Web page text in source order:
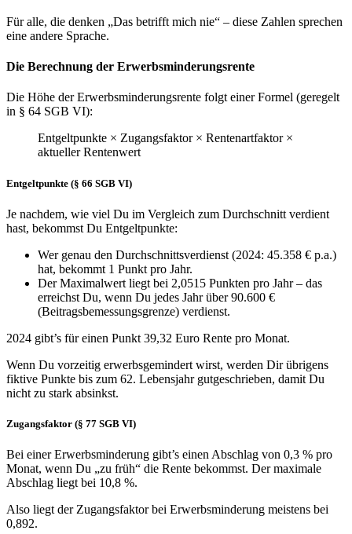
Für alle, die denken „Das betrifft mich nie“ – diese Zahlen sprechen
eine andere Sprache.
Die Berechnung der Erwerbsminderungsrente
Die Höhe der Erwerbsminderungsrente folgt einer Formel (geregelt
in § 64 SGB VI):
Entgeltpunkte × Zugangsfaktor × Rentenartfaktor ×
aktueller Rentenwert
Entgeltpunkte (§ 66 SGB VI)
Je nachdem, wie viel Du im Vergleich zum Durchschnitt verdient
hast, bekommst Du Entgeltpunkte:
Wer genau den Durchschnittsverdienst (2024: 45.358 € p.a.)
hat, bekommt 1 Punkt pro Jahr.
Der Maximalwert liegt bei 2,0515 Punkten pro Jahr – das
erreichst Du, wenn Du jedes Jahr über 90.600 €
(Beitragsbemessungsgrenze) verdienst.
2024 gibt’s für einen Punkt 39,32 Euro Rente pro Monat.
Wenn Du vorzeitig erwerbsgemindert wirst, werden Dir übrigens
fiktive Punkte bis zum 62. Lebensjahr gutgeschrieben, damit Du
nicht zu stark absinkst.
Zugangsfaktor (§ 77 SGB VI)
Bei einer Erwerbsminderung gibt’s einen Abschlag von 0,3 % pro
Monat, wenn Du „zu früh“ die Rente bekommst. Der maximale
Abschlag liegt bei 10,8 %.
Also liegt der Zugangsfaktor bei Erwerbsminderung meistens bei
0,892.